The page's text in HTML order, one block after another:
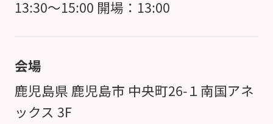
13:30～15:00 開場：13:00
会場
鹿児島県 鹿児島市 中央町26-１南国アネ
ックス 3F